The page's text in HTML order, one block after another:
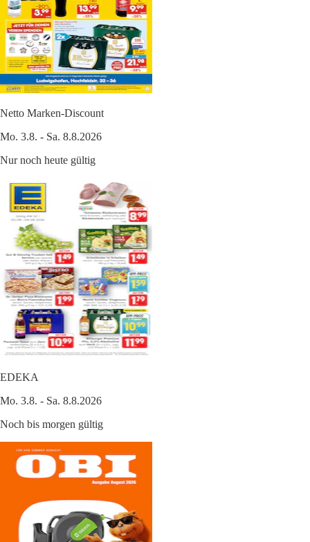
Netto Marken-Discount
Mo. 3.8. - Sa. 8.8.2026
Nur noch heute gültig
EDEKA
Mo. 3.8. - Sa. 8.8.2026
Noch bis morgen gültig